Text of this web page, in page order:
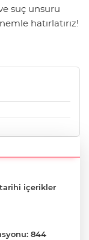
suç unsuru
hatırlatırız!
içerikler
844